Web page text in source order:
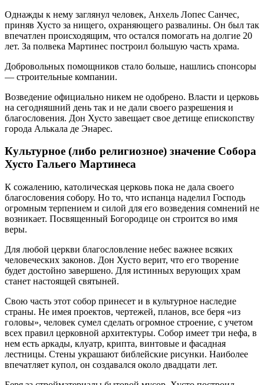
Однажды к нему заглянул человек, Анхель Лопес Санчес,
приняв Хусто за нищего, охраняющего развалины. Он был так
впечатлен происходящим, что остался помогать на долгие 20
лет. За полвека Мартинес построил большую часть храма.
Добровольных помощников стало больше, нашлись спонсоры
— строительные компании.
Возведение официально никем не одобрено. Власти и церковь
на сегодняшний день так и не дали своего разрешения и
благословения. Дон Хусто завещает свое детище епископству
города Алькала де Энарес.
Культурное (либо религиозное) значение Собора
Хусто Гальего Мартинеса
К сожалению, католическая церковь пока не дала своего
благословения собору. Но то, что испанца наделил Господь
огромным терпением и силой для его возведения сомнений не
возникает. Посвященный Богородице он строится во имя
веры.
Для любой церкви благословление небес важнее всяких
человеческих законов. Дон Хусто верит, что его творение
будет достойно завершено. Для истинных верующих храм
станет настоящей святыней.
Свою часть этот собор принесет и в культурное наследие
страны. Не имея проектов, чертежей, планов, все беря «из
головы», человек сумел сделать огромное строение, с учетом
всех правил церковной архитектуры. Собор имеет три нефа, в
нем есть аркады, клуатр, крипта, винтовые и фасадная
лестницы. Стены украшают библейские рисунки. Наиболее
впечатляет купол, он создавался около двадцати лет.